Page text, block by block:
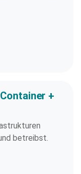
+
betreibst.